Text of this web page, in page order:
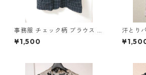
事務服 チェック柄 ブラウス 3
L ブラック ◆KIY-1298◆
¥1,500
汗とり
ル Ｌ
4789